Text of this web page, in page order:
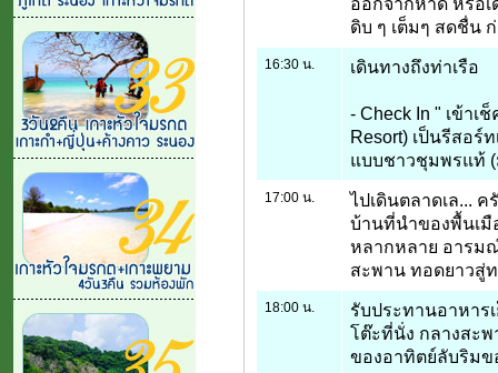
ดิบ ๆ เต็มๆ สดชื่น
16:30 น. เดินทางถึงท่าเรือ
- Check In " เข้าเ
Resort) เป็นรีสอร์
แบบชาวชุมพรแท้ (
17:00 น.
ไปเดินตลาดเล...
บ้านที่นำของพื้นเมื
หลากหลาย อารม
สะพาน ทอดยาวสู่ท
18:00 น.
รับประทานอาหาร
โต๊ะที่นั่ง กลางสะ
ของอาทิตย์ลับริมข